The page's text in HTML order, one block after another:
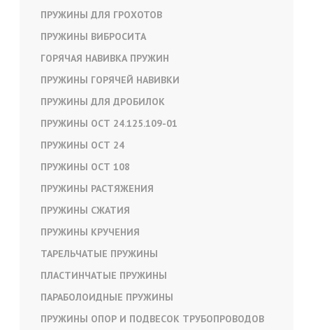
ПРУЖИНЫ ДЛЯ ГРОХОТОВ
ПРУЖИНЫ ВИБРОСИТА
ГОРЯЧАЯ НАВИВКА ПРУЖИН
ПРУЖИНЫ ГОРЯЧЕЙ НАВИВКИ
ПРУЖИНЫ ДЛЯ ДРОБИЛОК
ПРУЖИНЫ ОСТ 24.125.109-01
ПРУЖИНЫ ОСТ 24
ПРУЖИНЫ ОСТ 108
ПРУЖИНЫ РАСТЯЖЕНИЯ
ПРУЖИНЫ СЖАТИЯ
ПРУЖИНЫ КРУЧЕНИЯ
ТАРЕЛЬЧАТЫЕ ПРУЖИНЫ
ПЛАСТИНЧАТЫЕ ПРУЖИНЫ
ПАРАБОЛОИДНЫЕ ПРУЖИНЫ
ПРУЖИНЫ ОПОР И ПОДВЕСОК ТРУБОПРОВОДОВ